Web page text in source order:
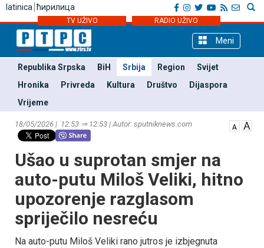
latinica ћирилица
TV UŽIVO RADIO UŽIVO
Meni
Republika Srpska BiH Srbija Region
Svijet
Hronika
Privreda Kultura Društvo
Dijaspora
Vrijeme
18/05/2026 | 12:53 ⇒ 12:53 | Autor: sputniknews.com
Ušao u suprotan smjer na
auto-putu Miloš Veliki, hitno
upozorenje razglasom
spriječilo nesreću
Na auto-putu Miloš Veliki rano jutros je izbjegnuta